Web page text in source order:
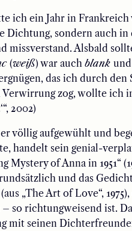
ich ein Jahr in
Dichtung, sondern auch
missverstand. Alsbald
(weiß) war auch blank
das ich durch
zog, wollte ich
2002)
völlig aufgewühlt und
handelt sein genial-
Mystery of Anna in 1951“
und das
„The Art of Love“,
– so richtungweisend ist.
mit seinen